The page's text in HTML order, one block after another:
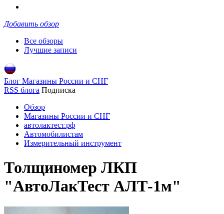
Добавить обзор
Все обзоры
Лучшие записи
Блог Магазины России и СНГ
RSS блога Подписка
Обзор
Магазины России и СНГ
автолактест.рф
Автомобилистам
Измерительный инструмент
Толщиномер ЛКП
"АвтоЛакТест АЛТ-1м"